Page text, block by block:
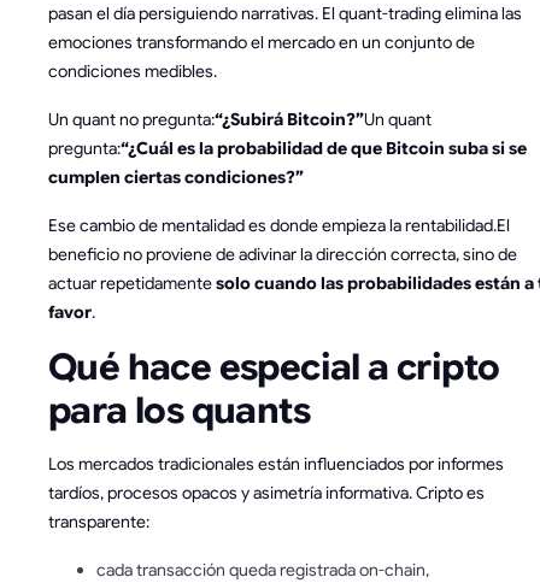
pasan el día persiguiendo narrativas. El quant-trading elimina las
emociones transformando el mercado en un conjunto de
condiciones medibles.
Un quant no pregunta:“¿Subirá Bitcoin?”Un quant
pregunta:“¿Cuál es la probabilidad de que Bitcoin suba si se
cumplen ciertas condiciones?”
Ese cambio de mentalidad es donde empieza la rentabilidad.El
beneficio no proviene de adivinar la dirección correcta, sino de
actuar repetidamentesolo cuando las probabilidades están a
favor.
Qué hace especial a cripto
para los quants
Los mercados tradicionales están influenciados por informes
tardíos, procesos opacos y asimetría informativa. Cripto es
transparente:
cada transacción queda registrada on-chain,